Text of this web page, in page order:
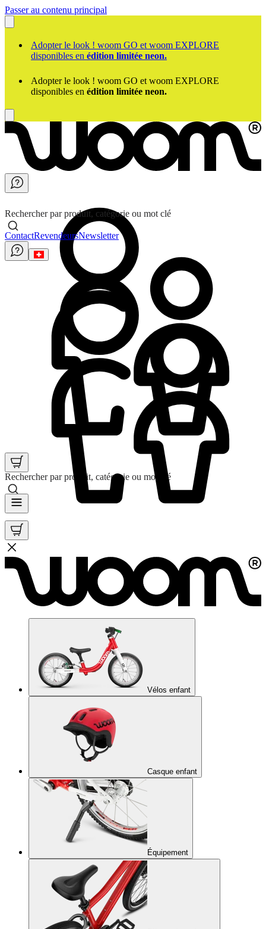
Passer au contenu principal
Adopter le look ! woom GO et woom EXPLORE
disponibles en édition limitée neon.
Adopter le look ! woom GO et woom EXPLORE
disponibles en édition limitée neon.
Rechercher par produit, catégorie ou mot clé
Rechercher par produit, catégorie ou mot clé
ContactRevendeursNewsletter
Vélos enfant
Casque enfant
Équipement